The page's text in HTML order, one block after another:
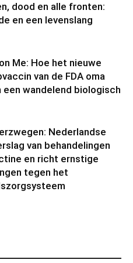
dood en alle fronten:
en een levenslang
Me: Hoe het nieuwe
van de FDA oma
een wandelend biologisch
Nederlandse
van behandelingen
en richt ernstige
tegen het